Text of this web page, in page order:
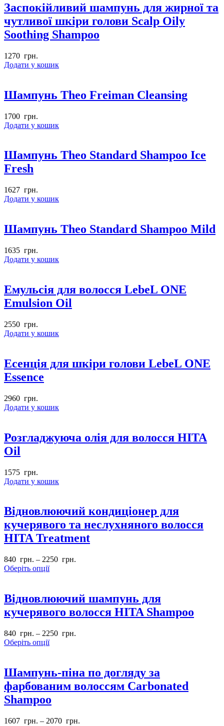
Заспокійливий шампунь для жирної та
чутливої шкіри голови Scalp Oily
Soothing Shampoo
1270 грн.
Додати у кошик
Шампунь Theo Freiman Cleansing
1700 грн.
Додати у кошик
Шампунь Theo Standard Shampoo Ice
Fresh
1627 грн.
Додати у кошик
Шампунь Theo Standard Shampoo Mild
1635 грн.
Додати у кошик
Емульсія для волосся LebeL ONE
Emulsion Oil
2550 грн.
Додати у кошик
Есенція для шкіри голови LebeL ONE
Essence
2960 грн.
Додати у кошик
Розгладжуюча олія для волосся HITA
Oil
1575 грн.
Додати у кошик
Відновлюючий кондиціонер для
кучерявого та неслухняного волосся
HITA Treatment
840 грн. – 2250 грн.
Оберіть опції
Відновлюючий шампунь для
кучерявого волосся HITA Shampoo
840 грн. – 2250 грн.
Оберіть опції
Шампунь-піна по догляду за
фарбованим волоссям Carbonated
Shampoo
1607 грн. – 2070 грн.